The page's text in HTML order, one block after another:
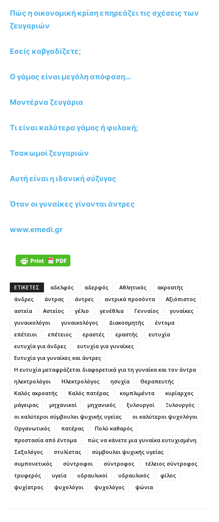
Πώς η οικονομική κρίση επηρεάζει τις σχέσεις των
ζευγαριών
Εσείς καβγαδίζετε;
Ο γάμος είναι μεγάλη απόφαση…
Μοντέρνα ζευγάρια
Τι είναι καλύτερα γάμος ή φυλακή;
Τσακωμοί ζευγαριών
Αυτή είναι η ιδανική σύζυγος
Όταν οι γυναίκες γίνονται άντρες
www.emedi.gr
ΕΤΙΚΕΤΕΣ αδελφός αδερφός Αθλητικός
ακροατής
άνδρες
άντρας άντρες αντρικά προσόντα
Αξιόπιστος
αστεία
Αστείος γέλιο γενέθλια Γενναίος
γυναίκες
γυναικολόγοι
γυναικολόγος Διακοσμητής
έντομα
επέτειοι
επέτειος εραστές εραστής
ευτυχία
ευτυχία για άνδρες
ευτυχία για γυναίκες
Ευτυχία για γυναίκες και άντρες
Η ευτυχία μεταφράζεται διαφορετικά για τη γυναίκα και τον άντρα
ηλεκτρολόγοι
Ηλεκτρολόγος ησυχία
Θεραπευτής
Καλός ακροατής
Καλός πατέρας κομπλιμέντα
κυρίαρχος
μάγειρας
μηχανικοί μηχανικός ξυλουργοί
Ξυλουργός
οι καλύτεροι σύμβουλοι ψυχικής υγείας
οι καλύτεροι ψυχολόγοι
Οργανωτικός
πατέρας
Πολύ καθαρός
προστασία από έντομα
πώς να κάνετε μια γυναίκα ευτυχισμένη
Σεξολόγος
στυλίστας
σύμβουλοι ψυχικής υγείας
συμπονετικός
σύντροφοι σύντροφος
τέλειος σύντροφος
τρυφερός
υγεία υδραυλικοί υδραυλικός
φίλος
ψυχίατρος
ψυχολόγοι ψυχολόγος ψώνια